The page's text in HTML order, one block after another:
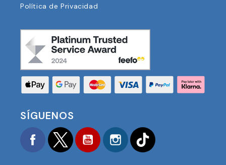
Política de Privacidad
SÍGUENOS
FacebookTwitter YouTubeInstagram